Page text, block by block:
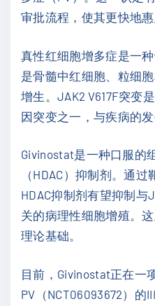
审批流程，使其更快地惠
真性红细胞增多症是一
是骨髓中红细胞、粒细
增生。JAK2 V617F突变
因突变之一，与疾病的发
Givinostat是一种口服的
（HDAC）抑制剂。通
HDAC抑制剂有望抑制与
关的病理性细胞增殖。
理论基础。
目前，Givinostat正在一
PV（NCT06093672）的